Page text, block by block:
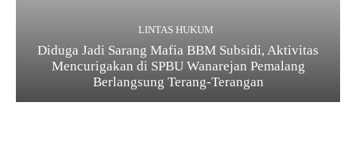
LINTAS HUKUM
Diduga Jadi Sarang Mafia BBM Subsidi, Aktivitas
Mencurigakan di SPBU Wanarejan Pemalang
Berlangsung Terang-Terangan